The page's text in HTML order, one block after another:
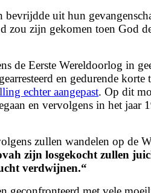
uit hun
zou zijn gekomen toen God
de Eerste Wereldoorlog in
en gedurende
echter aangepast. Op dit
en vervolgens in het jaar
zullen wandelen op de
zijn losgekocht zullen
verdwijnen.“